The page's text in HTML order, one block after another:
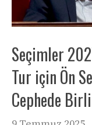
Seçimler
Tur için Ön
Cephede